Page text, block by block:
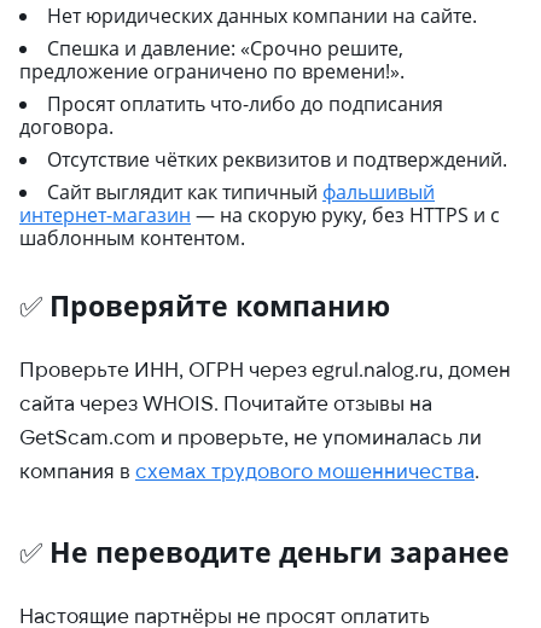
Нет юридических данных компании на сайте.
Спешка и давление: «Срочно решите,
предложение ограничено по времени!».
Просят оплатить что-либо до подписания
договора.
Отсутствие чётких реквизитов и подтверждений.
Сайт выглядит как типичный фальшивый
интернет-магазин — на скорую руку, без HTTPS и с
шаблонным контентом.
✅ Проверяйте компанию
Проверьте ИНН, ОГРН через egrul.nalog.ru, домен
сайта через WHOIS. Почитайте отзывы на
GetScam.com и проверьте, не упоминалась ли
компания в схемах трудового мошенничества
✅ Не переводите деньги заранее
Настоящие партнёры не просят оплатить